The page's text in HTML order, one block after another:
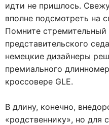
идти не пришлось.
вполне подсмотреть на
Помните стремительный
представительского
немецкие дизайнеры
премиального
кроссовере GLE.
В длину, конечно,
«родственнику», но для